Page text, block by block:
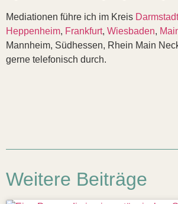
Mediationen führe ich im Kreis Darmstadt
Heppenheim, Frankfurt, Wiesbaden,
Mannheim, Südhessen, Rhein Main
gerne telefonisch durch.
Weitere Beiträge